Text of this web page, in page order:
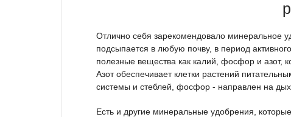
Отлично себя зарекомендовало минеральное
подсыпается в любую почву, в период
полезные вещества как калий, фосфор и азот,
Азот обеспечивает клетки растений
системы и стеблей, фосфор - направлен на
Есть и другие минеральные удобрения,